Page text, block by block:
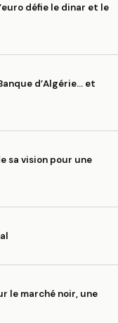
défie le dinar et le
d’Algérie… et
sa vision pour une
le marché noir, une